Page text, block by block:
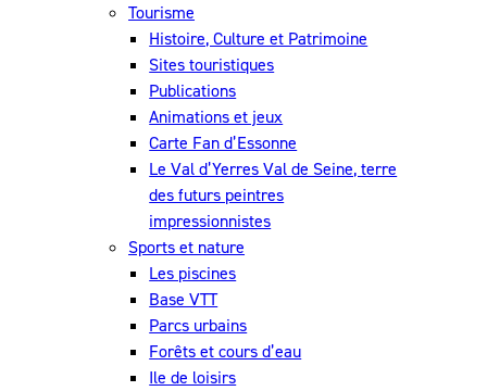
Tourisme
Histoire, Culture et Patrimoine
Sites touristiques
Publications
Animations et jeux
Carte Fan d’Essonne
Le Val d’Yerres Val de Seine, terre
des futurs peintres
impressionnistes
Sports et nature
Les piscines
Base VTT
Parcs urbains
Forêts et cours d’eau
Ile de loisirs